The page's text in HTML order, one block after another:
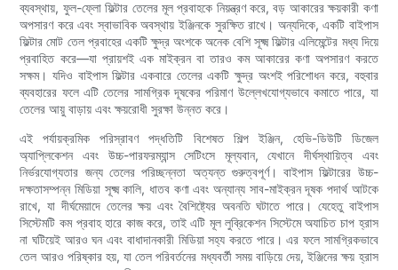
ব্যবস্থায়, ফুল-ফ্লো ফিল্টার তেলের মূল প্রবাহকে নিয়ন্ত্রণ করে, বড় আকারের ক্ষয়কারী কণা
অপসারণ করে এবং স্বাভাবিক অবস্থায় ইঞ্জিনকে সুরক্ষিত রাখে। অন্যদিকে, একটি বাইপাস
ফিল্টার মোট তেল প্রবাহের একটি ক্ষুদ্র অংশকে অনেক বেশি সূক্ষ্ম ফিল্টার এলিমেন্টের মধ্য দিয়ে
প্রবাহিত করে—যা প্রায়শই এক মাইক্রন বা তারও কম আকারের কণা অপসারণ করতে
সক্ষম। যদিও বাইপাস ফিল্টার একবারে তেলের একটি ক্ষুদ্র অংশই পরিশোধন করে, বহুবার
ব্যবহারের ফলে এটি তেলের সামগ্রিক দূষকের পরিমাণ উল্লেখযোগ্যভাবে কমাতে পারে, যা
তেলের আয়ু বাড়ায় এবং ক্ষয়রোধী সুরক্ষা উন্নত করে।
এই পর্যায়ক্রমিক পরিস্রাবণ পদ্ধতিটি বিশেষত শিল্প ইঞ্জিন, হেভি-ডিউটি ​​ডিজেল
অ্যাপ্লিকেশন এবং উচ্চ-পারফরম্যান্স সেটিংসে মূল্যবান, যেখানে দীর্ঘস্থায়িত্ব এবং
নির্ভরযোগ্যতার জন্য তেলের পরিচ্ছন্নতা অত্যন্ত গুরুত্বপূর্ণ। বাইপাস ফিল্টারের উচ্চ-
দক্ষতাসম্পন্ন মিডিয়া সূক্ষ্ম কালি, ধাতব কণা এবং অন্যান্য সাব-মাইক্রন দূষক পদার্থ আটকে
রাখে, যা দীর্ঘমেয়াদে তেলের ক্ষয় এবং বৈশিষ্ট্যের অবনতি ঘটাতে পারে। যেহেতু বাইপাস
সিস্টেমটি কম প্রবাহ হারে কাজ করে, তাই এটি মূল লুব্রিকেশন সিস্টেমে অযাচিত চাপ হ্রাস
না ঘটিয়েই আরও ঘন এবং বাধাদানকারী মিডিয়া সহ্য করতে পারে। এর ফলে সামগ্রিকভাবে
তেল আরও পরিষ্কার হয়, যা তেল পরিবর্তনের মধ্যবর্তী সময় বাড়িয়ে দেয়, ইঞ্জিনের ক্ষয় হ্রাস